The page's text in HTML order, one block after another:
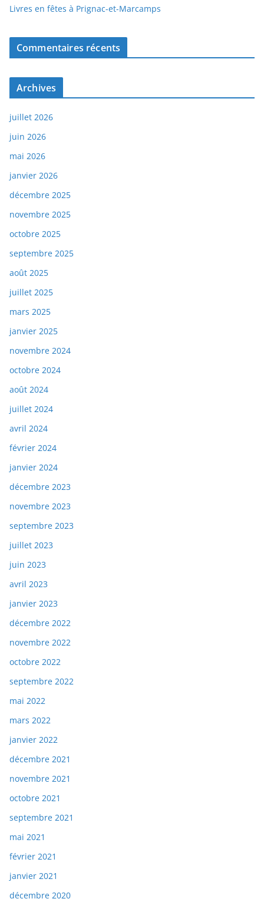
Livres en fêtes à Prignac-et-Marcamps
Commentaires récents
Archives
juillet 2026
juin 2026
mai 2026
janvier 2026
décembre 2025
novembre 2025
octobre 2025
septembre 2025
août 2025
juillet 2025
mars 2025
janvier 2025
novembre 2024
octobre 2024
août 2024
juillet 2024
avril 2024
février 2024
janvier 2024
décembre 2023
novembre 2023
septembre 2023
juillet 2023
juin 2023
avril 2023
janvier 2023
décembre 2022
novembre 2022
octobre 2022
septembre 2022
mai 2022
mars 2022
janvier 2022
décembre 2021
novembre 2021
octobre 2021
septembre 2021
mai 2021
février 2021
janvier 2021
décembre 2020